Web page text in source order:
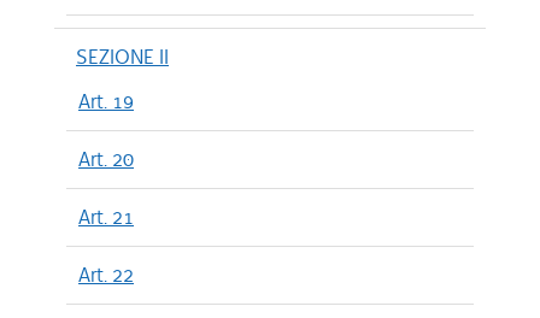
SEZIONE II
Art. 19
Art. 20
Art. 21
Art. 22